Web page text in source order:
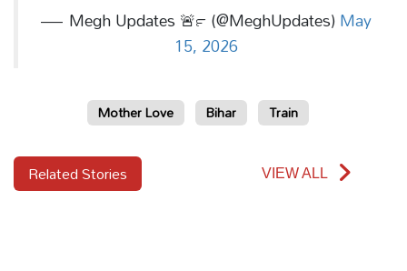
— Megh Updates 🚨™ (@MeghUpdates)May
15, 2026
Mother Love Bihar Train
Related Stories VIEW ALL